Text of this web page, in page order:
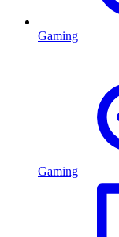
Gaming
Gaming